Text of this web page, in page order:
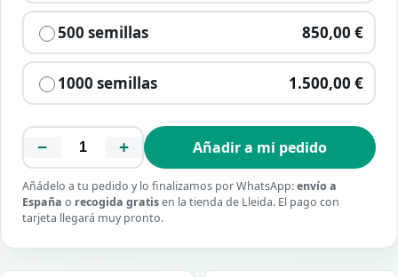
500 semillas 850,00 €
1000 semillas 1.500,00 €
− + Añadir a mi pedido
Añádelo a tu pedido y lo finalizamos por WhatsApp:envío a
España o recogida gratisen la tienda de Lleida. El pago con
tarjeta llegará muy pronto.